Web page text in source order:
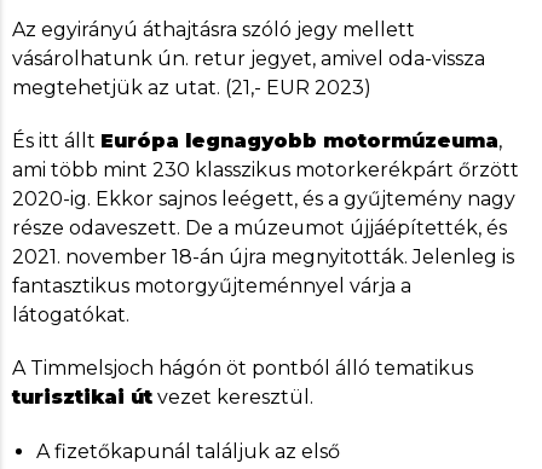
Az egyirányú áthajtásra szóló jegy mellett
vásárolhatunk ún. retur jegyet, amivel oda-vissza
megtehetjük az utat. (21,- EUR 2023)
És itt állt Európa legnagyobb motormúzeuma,
ami több mint 230 klasszikus motorkerékpárt őrzött
2020-ig. Ekkor sajnos leégett, és a gyűjtemény nagy
része odaveszett. De a múzeumot újjáépítették, és
2021. november 18-án újra megnyitották. Jelenleg is
fantasztikus motorgyűjteménnyel várja a
látogatókat.
A Timmelsjoch hágón öt pontból álló tematikus
turisztikai út vezet keresztül.
A fizetőkapunál találjuk az első